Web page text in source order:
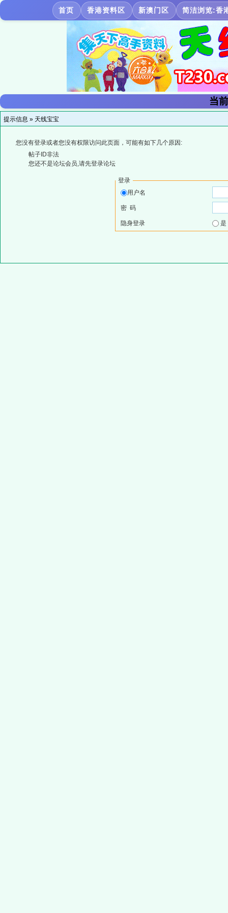
首页 香港资料区 新澳门区 简洁浏览:香
当
提示信息 » 天线宝宝
您没有登录或者您没有权限访问此页面，可能有如下几个原因:
帖子ID非法
您还不是论坛会员,请先登录论坛
登录
用户名
密 码
隐身登录